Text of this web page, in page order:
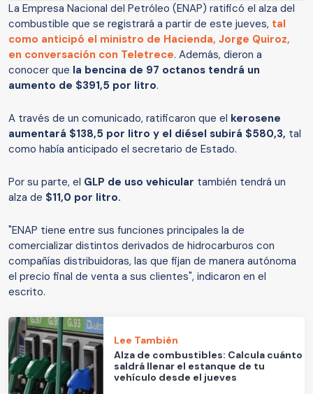
La Empresa Nacional del Petróleo (ENAP) ratificó el alza del
combustible que se registrará a partir de este jueves, tal
como anticipó el ministro de Hacienda, Jorge Quiroz,
en conversación con Teletrece. Además, dieron a
conocer que la bencina de 97 octanos tendrá un
aumento de $391,5 por litro.
A través de un comunicado, ratificaron que el kerosene
aumentará $138,5 por litro y el diésel subirá $580,3, tal
como había anticipado el secretario de Estado.
Por su parte, el GLP de uso vehicular también tendrá un
alza de $11,0 por litro.
"ENAP tiene entre sus funciones principales la de
comercializar distintos derivados de hidrocarburos con
compañías distribuidoras, las que fijan de manera autónoma
el precio final de venta a sus clientes", indicaron en el
escrito.
Lee También
Alza de combustibles: Calcula cuánto
saldrá llenar el estanque de tu
vehículo desde el jueves